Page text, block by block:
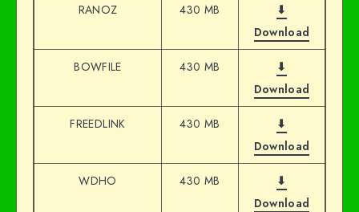
RANOZ 430 MB
⬇
Download
BOWFILE 430 MB
⬇
Download
FREEDLINK 430 MB
⬇
Download
WDHO 430 MB
⬇
Download